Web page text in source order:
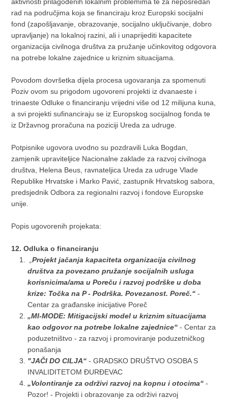
rad na područjima koja se financiraju kroz Europski socijalni
fond (zapošljavanje, obrazovanje, socijalno uključivanje, dobro
upravljanje) na lokalnoj razini, ali i unaprijediti kapacitete
organizacija civilnoga društva za pružanje učinkovitog odgovora
na potrebe lokalne zajednice u kriznim situacijama.
Povodom dovršetka dijela procesa ugovaranja za spomenuti
Poziv ovom su prigodom ugovoreni projekti iz dvanaeste i
trinaeste Odluke o financiranju vrijedni više od 12 milijuna kuna,
a svi projekti sufinanciraju se iz Europskog socijalnog fonda te
iz Državnog proračuna na poziciji Ureda za udruge.
Potpisnike ugovora uvodno su pozdravili Luka Bogdan,
zamjenik upraviteljice Nacionalne zaklade za razvoj civilnoga
društva, Helena Beus, ravnateljica Ureda za udruge Vlade
Republike Hrvatske i Marko Pavić, zastupnik Hrvatskog sabora,
predsjednik Odbora za regionalni razvoj i fondove Europske
unije.
Popis ugovorenih projekata:
12. Odluka o financiranju
„Projekt jačanja kapaciteta organizacija civilnog
društva za povezano pružanje socijalnih usluga
korisnicima/ama u Poreču i razvoj podrške u doba
krize: Točka na P - Podrška. Povezanost. Poreč.“ -
Centar za građanske inicijative Poreč
„MI-MODE: Mitigacijski model u kriznim situacijama
kao odgovor na potrebe lokalne zajednice“- Centar za
poduzetništvo - za razvoj i promoviranje poduzetničkog
ponašanja
"JAČI DO CILJA“ - GRADSKO DRUŠTVO OSOBA S
INVALIDITETOM ĐURĐEVAC
„Volontiranje za održivi razvoj na kopnu i otocima“-
Pozor! - Projekti i obrazovanje za održivi razvoj